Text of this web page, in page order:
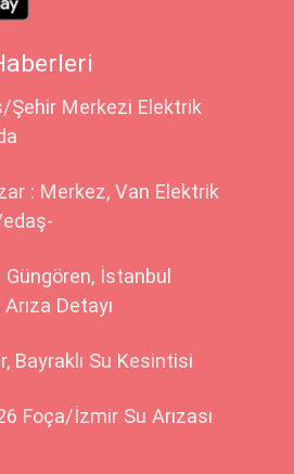
Merkezi Elektrik
: Merkez, Van Elektrik
Güngören, İstanbul
Detayı
Bayraklı Su Kesintisi
Foça/İzmir Su Arızası